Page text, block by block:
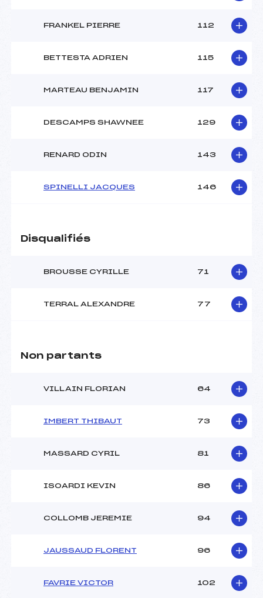
FRANKEL PIERRE 112
BETTESTA ADRIEN 115
MARTEAU BENJAMIN 117
DESCAMPS SHAWNEE 129
RENARD ODIN 143
SPINELLI JACQUES 146
Disqualifiés
BROUSSE CYRILLE 71
TERRAL ALEXANDRE 77
Non partants
VILLAIN FLORIAN 64
IMBERT THIBAUT 73
MASSARD CYRIL 81
ISOARDI KEVIN 86
COLLOMB JEREMIE 94
JAUSSAUD FLORENT 96
FAVRIE VICTOR 102